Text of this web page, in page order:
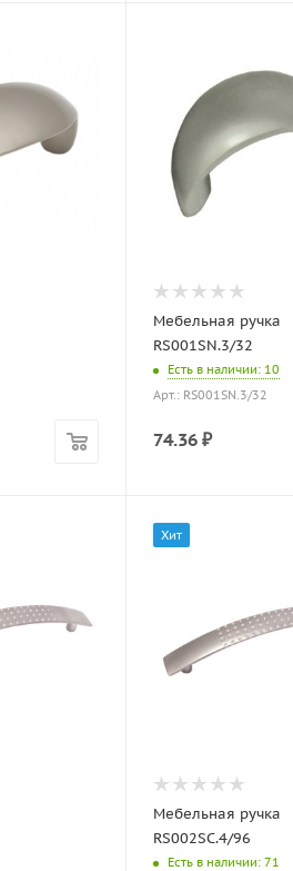
Мебельная ручка
RS001SN.3/32
Есть в наличии: 10
Арт.: RS001SN.3/32
74.36 ₽
Хит
Мебельная ручка
RS002SC.4/96
Есть в наличии: 71